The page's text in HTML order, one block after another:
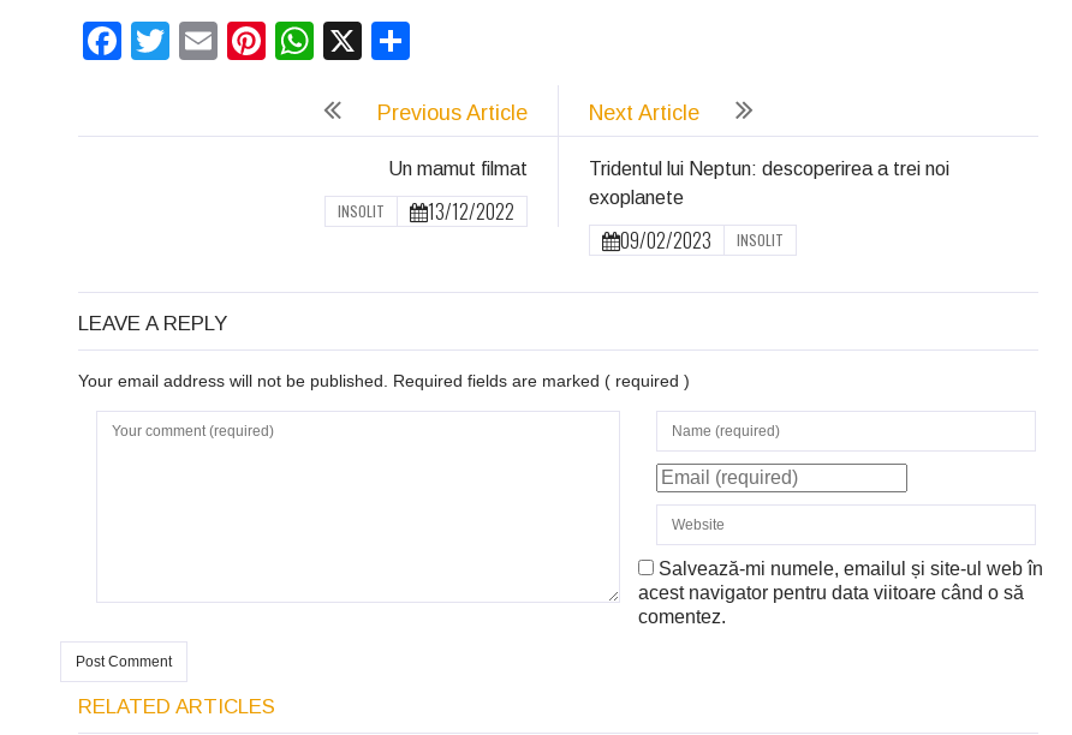
Facebook
Twitter
EmailPinterest
WhatsApp
X
Previous Article
Un mamut filmat
13/12/2022
INSOLIT
Next Article
Tridentul lui Neptun: descoperirea a trei noi
exoplanete
09/02/2023 INSOLIT
LEAVE A REPLY
Your email address will not be published. Required fields are marked ( required )
Salvează-mi numele, emailul și site-ul web în
acest navigator pentru data viitoare când o să
comentez.
RELATED ARTICLES